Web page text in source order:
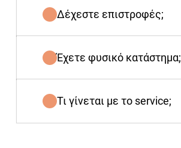
Δέχεστε επιστροφές;
Έχετε φυσικό κατάστημα;
Τι γίνεται με το service;